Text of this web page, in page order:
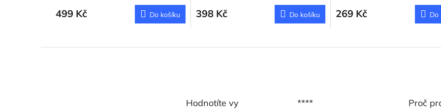
499 Kč Do košíku 398 Kč Do košíku 269 Kč Do
Hodnotíte vy
**** Proč